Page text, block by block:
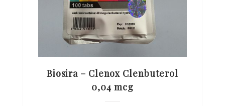
Biosira – Clenox Clenbuterol
0,04 mcg